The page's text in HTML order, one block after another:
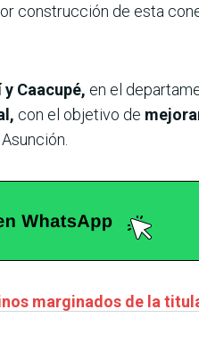
construcción de esta
Caacupé, en el
con el objetivo de
marginados de la